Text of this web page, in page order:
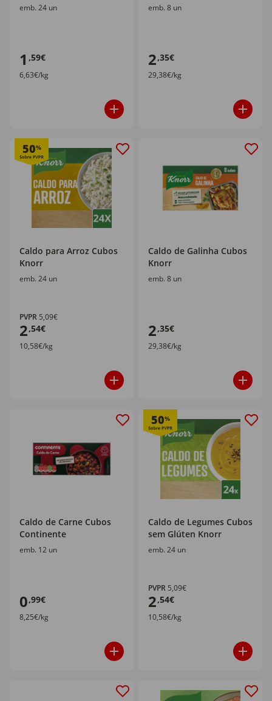
emb. 24 un
1 ,59€
6,63€/kg
emb. 8 un
2,35€
29,38€/kg
50%
Caldo para Arroz Cubos
Knorr
emb. 24 un
PVPR 5,09€
2,54€
10,58€/kg
Caldo de Galinha Cubos
Knorr
emb. 8 un
2,35€
29,38€/kg
Caldo de Carne Cubos
Continente
emb. 12 un
0,99€
8,25€/kg
50%
Caldo de Legumes Cubos
sem Glúten Knorr
emb. 24 un
PVPR 5,09€
2,54€
10,58€/kg